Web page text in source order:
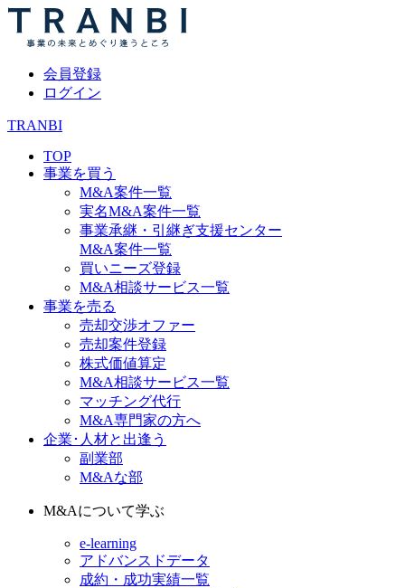
会員登録
ログイン
TRANBI
TOP
事業を買う
M&A案件一覧
実名M&A案件一覧
事業承継・引継ぎ支援センター
M&A案件一覧
買いニーズ登録
M&A相談サービス一覧
事業を売る
売却交渉オファー
売却案件登録
株式価値算定
M&A相談サービス一覧
マッチング代行
M&A専門家の方へ
企業･人材と出逢う
副業部
M&Aな部
M&Aについて学ぶ
e-learning
アドバンスドデータ
成約・成功実績一覧